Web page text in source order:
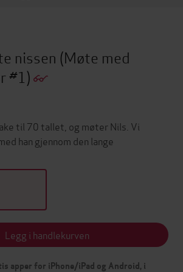
nissen (Møte med
#1)
til 70 tallet, og møter Nils. Vi
han gjennom den lange
Legg i handlekurven
apper for iPhone/iPad og Android, i